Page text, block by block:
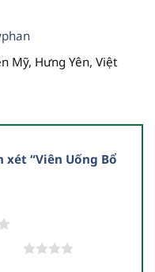
Mỹ, Hưng Yên, Việt
“Viên Uống Bổ